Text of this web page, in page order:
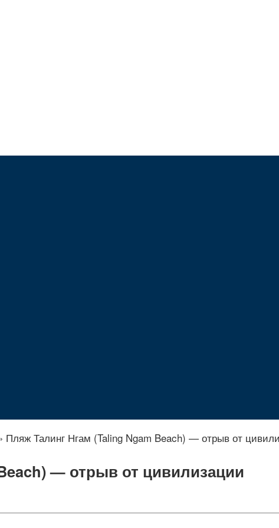
Пляж Талинг Нгам (Taling Ngam Beach) — отрыв от
— отрыв от цивилизации